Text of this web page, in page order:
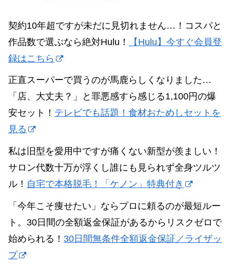
契約10年超ですが未だに見切れません…！コスパと
作品数で選ぶなら絶対Hulu！
【Hulu】今すぐ会員登
録はこちら
正直スーパーで買うのが馬鹿らしくなりました…
「店、大丈夫？」と罪悪感すら感じる1,100円の爆
安セット！ テレビでも話題！食材おためしセットを
見る
私は旧型を愛用中ですが痛くない新型が羨ましい！
サロン代数十万が浮くし誰にも見られず全身ツルツ
ル！ 自宅で本格脱毛！「ケノン」特典付き
「今年こそ痩せたい」ならプロに頼るのが最短ルー
ト。30日間の全額返金保証があるからリスクゼロで
始められる！ 30日間無条件全額返金保証／ライザッ
プ